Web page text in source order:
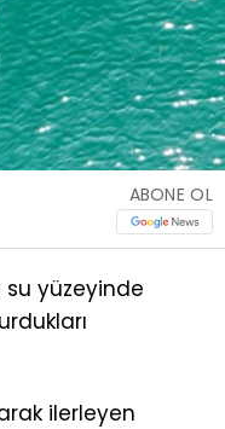
ABONE OL
su yüzeyinde
ilerleyen